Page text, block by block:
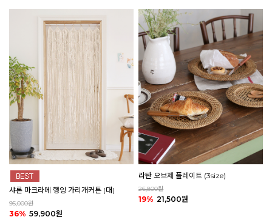
샤론 마크라메 행잉 가리개커튼 (대)
95,000원
36% 59,900원
라탄 오브제 플레이트 (3size)
26,800원
19% 21,500원